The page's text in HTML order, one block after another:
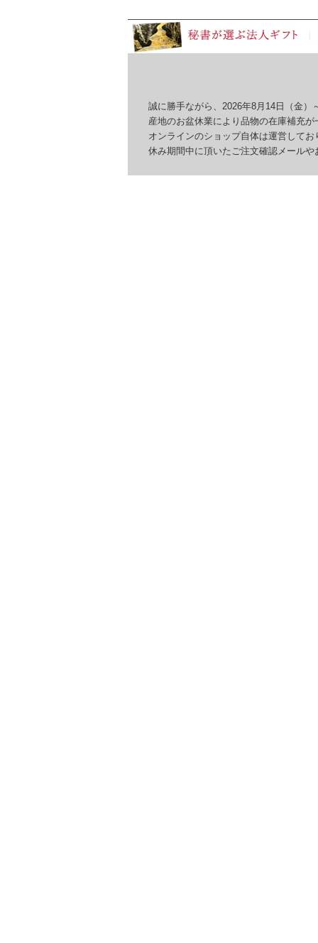
誠に勝手ながら、2026年8月14日（金）
産地のお盆休業により品物の在庫補充が
オンラインのショップ自体は運営してお
休み期間中に頂いたご注文確認メールや